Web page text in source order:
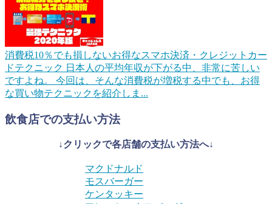
消費税10％でも損しないお得なスマホ決済・クレジットカー
ドテクニック 日本人の平均年収が下がる中、非常に苦しい
ですよね。 今回は、そんな消費税が増税する中でも、お得
な買い物テクニックを紹介しま...
飲食店での支払い方法
↓クリックで各店舗の支払い方法へ↓
マクドナルド
モスバーガー
ケンタッキー